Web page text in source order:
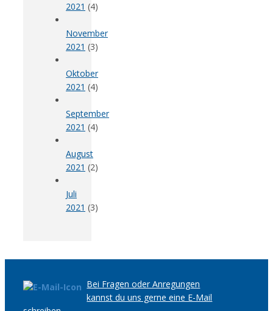
2021 (4)
November
2021 (3)
Oktober
2021 (4)
September
2021 (4)
August
2021 (2)
Juli
2021 (3)
Bei Fragen oder Anregungen
kannst du uns gerne eine E-Mail